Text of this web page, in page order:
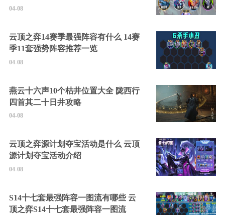
04-08
云顶之弈14赛季最强阵容有什么 14赛
季11套强势阵容推荐一览
04-08
燕云十六声10个枯井位置大全 陇西行
四首其二十日井攻略
04-08
云顶之弈源计划夺宝活动是什么 云顶
源计划夺宝活动介绍
04-08
S14十七套最强阵容一图流有哪些 云
顶之弈S14十七套最强阵容一图流